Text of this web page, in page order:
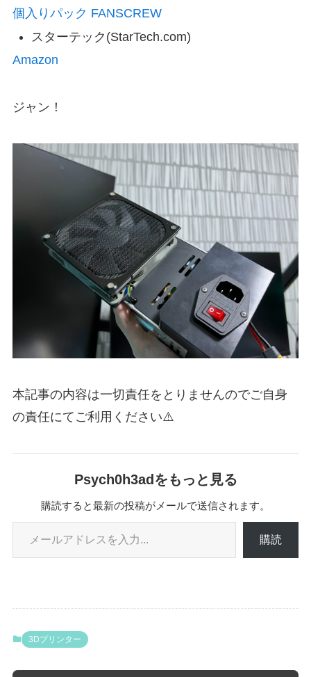
個入りパック FANSCREW
スターテック(StarTech.com)
Amazon
ジャン！
本記事の内容は一切責任をとりませんのでご自身
の責任にてご利用ください⚠️
Psych0h3adをもっと見る
購読すると最新の投稿がメールで送信されます。
メールアドレスを入力...
購読
3Dプリンター